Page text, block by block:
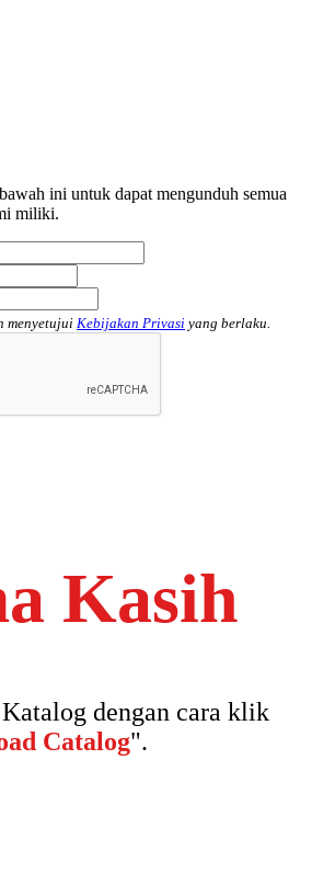
Shinkolite Shade
ini untuk dapat mengunduh semua
miliki.
menyetujui Kebijakan Privasi yang berlaku.
Kasih
dengan cara klik
Catalog".